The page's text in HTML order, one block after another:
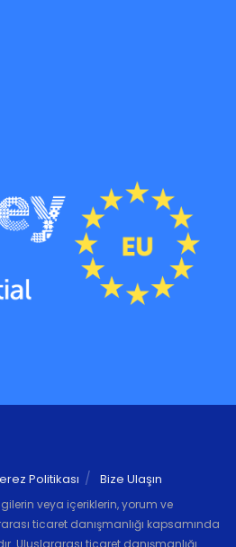
Politikası Bize Ulaşın
veya içeriklerin, yorum ve
ticaret danışmanlığı kapsamında